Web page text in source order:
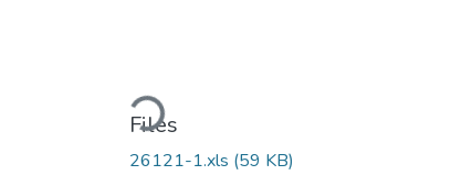
Loading...
Files
26121-1.xls (59 KB)